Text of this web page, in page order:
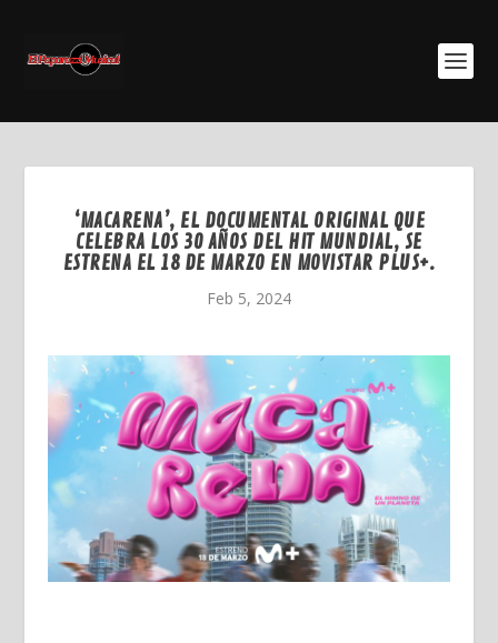
‘MACARENA’, EL DOCUMENTAL ORIGINAL QUE
CELEBRA LOS 30 AÑOS DEL HIT MUNDIAL, SE
ESTRENA EL 18 DE MARZO EN MOVISTAR PLUS+.
Feb 5, 2024